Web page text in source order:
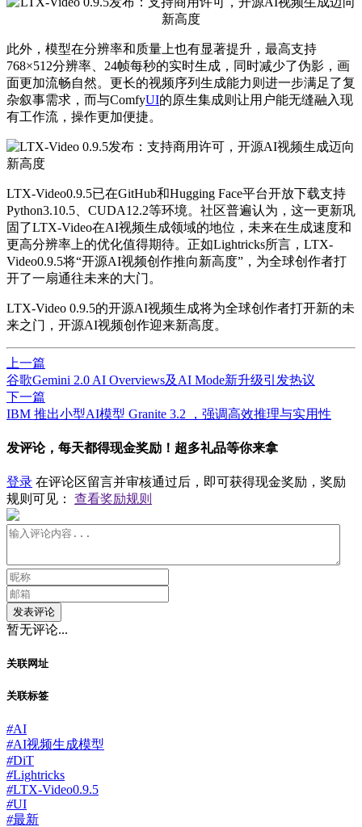
此外，模型在分辨率和质量上也有显著提升， 最高支持
768×512分辨率、24帧每秒的实时生成，同时减少了伪影，画
面更加流畅自然。更长的视频序列生成能力则进一步满足了复
杂叙事需求，而与ComfyUI的原生集成则让用户能无缝融入现
有工作流，操作更加便捷。
LTX-Video0.9.5已在GitHub和Hugging Face平台开放下载支持
Python3.10.5、CUDA12.2等环境。社区普遍认为，这一更新巩
固了LTX-Video在AI视频生成领域的地位，未来在生成速度和
更高分辨率上的优化值得期待。正如Lightricks所言，LTX-
Video0.9.5将“开源AI视频创作推向新高度”，为全球创作者打
开了一扇通往未来的大门。
LTX-Video 0.9.5的开源AI视频生成将为全球创作者打开新的未
来之门，开源AI视频创作迎来新高度。
上一篇
谷歌Gemini 2.0 AI Overviews及AI Mode新升级引发热议
下一篇
​IBM 推出小型AI模型 Granite 3.2 ，强调高效推理与实用性
发评论，每天都得现金奖励！超多礼品等你来拿
登录 在评论区留言并审核通过后，即可获得现金奖励，奖励
规则可见： 查看奖励规则
发表评论
暂无评论...
关联网址
关联标签
#AI
#AI视频生成模型
#DiT
#Lightricks
#LTX-Video0.9.5
#UI
#最新